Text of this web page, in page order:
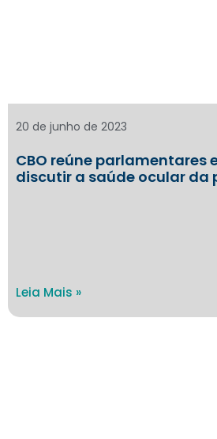
CBO reúne parlamentares
discutir a saúde ocular da
20 de junho de 2023
Leia Mais »